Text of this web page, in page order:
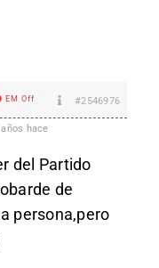
EM Off #2546976
hace
del Partido
de
persona,pero